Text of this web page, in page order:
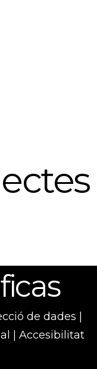
de dades |
| Accesibilitat